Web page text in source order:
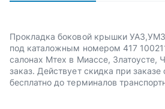
Прокладка боковой крышки
под каталожным номером 417
салонах Мтех в Миассе, Златоусте,
заказ. Действует скидка при
бесплатно до терминалов